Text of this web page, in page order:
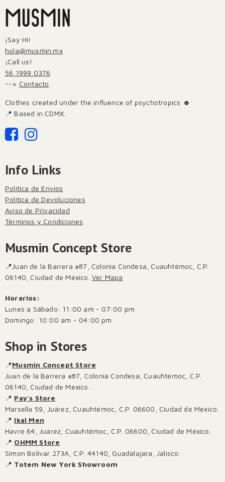
¡Say Hi!
hola@musmin.mx
¡Call us!
56 1999 0376
--> Contacto
Clothes created under the influence of psychotropics ☻
📍 Based in CDMX.
Info Links
Política de Envíos
Política de Devoluciones
Aviso de Privacidad
Términos y Condiciones
Musmin Concept Store
📍Juan de la Barrera #87, Colonia Condesa, Cuauhtémoc, C.P.
06140, Ciudad de México. Ver Mapa
Horarios:
Lunes a Sábado: 11:00 am - 07:00 pm
Domingo: 10:00 am - 04:00 pm
Shop in Stores
📍Musmin Concept Store
Juan de la Barrera #87, Colonia Condesa, Cuauhtémoc, C.P.
06140, Ciudad de México.
📍 Pay's Store
Marsella 59, Juárez, Cuauhtémoc, C.P. 06600, Ciudad de México.
📍 Ikal Men
Havre 64, Juárez, Cuauhtémoc, C.P. 06600, Ciudad de México.
📍 OHMM Store
Simon Bolívar 273A, C.P. 44140, Guadalajara, Jalisco.
📍 Totem New York Showroom